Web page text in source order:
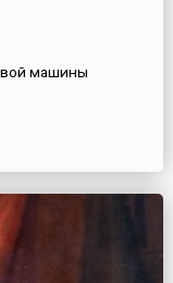
машины